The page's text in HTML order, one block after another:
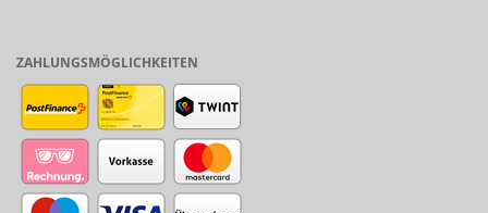
ZAHLUNGSMÖGLICHKEITEN